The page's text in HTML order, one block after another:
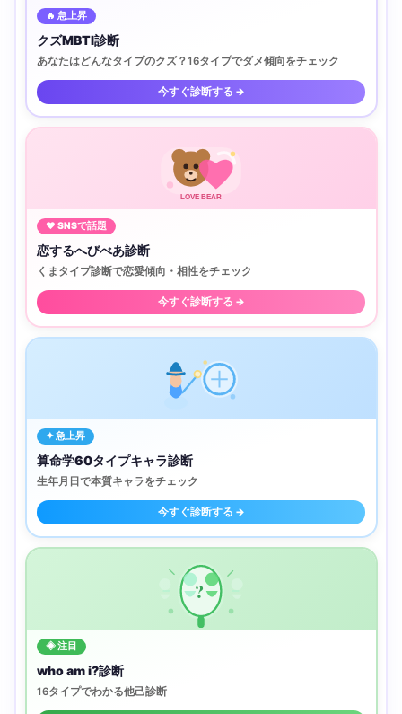
🔥 急上昇
クズMBTI診断
あなたはどんなタイプのクズ？16タイプでダメ傾向をチェック
今すぐ診断する →
LOVE BEAR
♥ SNSで話題
恋するへびべあ診断
くまタイプ診断で恋愛傾向・相性をチェック
今すぐ診断する →
✦ 急上昇
算命学60タイプキャラ診断
生年月日で本質キャラをチェック
今すぐ診断する →
?
◈ 注目
who am i?診断
16タイプでわかる他己診断